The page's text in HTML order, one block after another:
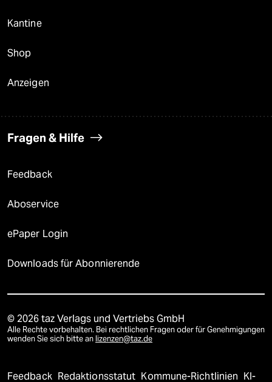
Kantine
Shop
Anzeigen
Fragen & Hilfe
Feedback
Aboservice
ePaper Login
Downloads für Abonnierende
© 2026 taz Verlags und Vertriebs GmbH
Alle Rechte vorbehalten. Bei rechtlichen Fragen oder für Genehmigungen
wenden Sie sich bitte an lizenzen@taz.de
Feedback Redaktionsstatut Kommune-Richtlinien KI-